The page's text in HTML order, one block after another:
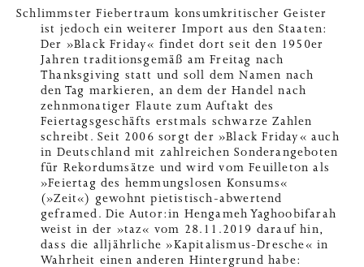
Schlimmster Fiebertraum konsumkritischer Geister
ist jedoch ein weiterer Import aus den Staaten:
Der »Black Friday« findet dort seit den 1950er
Jahren traditionsgemäß am Freitag nach
Thanksgiving statt und soll dem Namen nach
den Tag markieren, an dem der Handel nach
zehnmonatiger Flaute zum Auftakt des
Feiertagsgeschäfts erstmals schwarze Zahlen
schreibt. Seit 2006 sorgt der »Black Friday« auch
in Deutschland mit zahlreichen Sonderangeboten
für Rekordumsätze und wird vom Feuilleton als
»Feiertag des hemmungslosen Konsums«
(»Zeit«) gewohnt pietistisch-abwertend
geframed. Die Autor:in Hengameh Yaghoobifarah
weist in der »taz« vom 28.11.2019 darauf hin,
dass die alljährliche »Kapitalismus-Dresche« in
Wahrheit einen anderen Hintergrund habe: